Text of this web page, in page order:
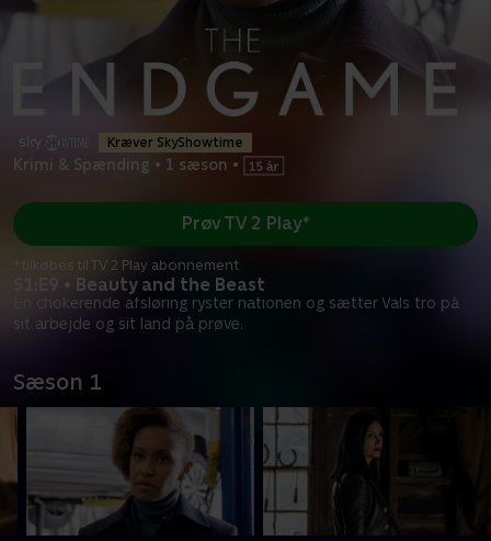
Kræver SkyShowtime
Krimi & Spænding • 1 sæson •
S1:E9 • Beauty and the Beast
En chokerende afsløring ryster nationen og sætter Vals tro på
sit arbejde og sit land på prøve.
Prøv TV 2 Play*
*tilkøbes til TV 2 Play abonnement
Sæson 1